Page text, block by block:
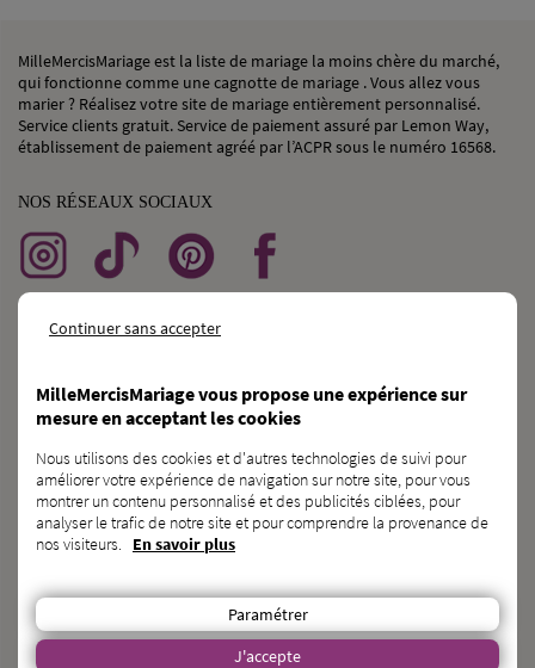
MilleMercisMariage est la liste de mariage la moins chère du marché,
qui fonctionne comme une cagnotte de mariage . Vous allez vous
marier ? Réalisez votre site de mariage entièrement personnalisé.
Service clients gratuit. Service de paiement assuré par Lemon Way,
établissement de paiement agréé par l’ACPR sous le numéro 16568.
NOS RÉSEAUX SOCIAUX
BESOINd’une CAGNOTTE GÉNÉRALISTE ?
du
INSCRIVEZ-VOUS SUR L’ANNUAIRE
VOUS CONNAISSEZdesFUTURS MARIÉS ?
PARLEZ-LEUR DE NOUS !
CONTACT
Continuer sans accepter
MilleMercisMariage vous propose une expérience sur
mesure en acceptant les cookies
Nous utilisons des cookies et d'autres technologies de suivi pour
améliorer votre expérience de navigation sur notre site, pour vous
montrer un contenu personnalisé et des publicités ciblées, pour
analyser le trafic de notre site et pour comprendre la provenance de
nos visiteurs. En savoir plus
Paramétrer
J'accepte